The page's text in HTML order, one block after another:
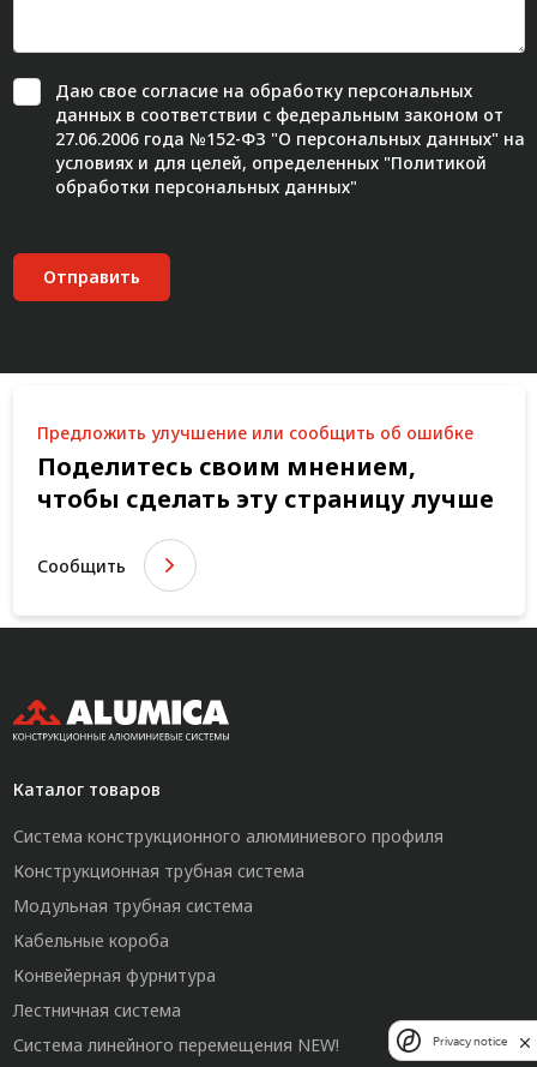
Даю свое согласиена обработку персональных
данных в соответствии с федеральным законом от
27.06.2006 года №152-ФЗ "О персональных данных" на
условиях и для целей, определенных "Политикой
обработки персональных данных"
Отправить
Предложить улучшение или сообщить об ошибке
Поделитесь своим мнением,
чтобы сделать эту страницу лучше
Сообщить
Каталог товаров
Система конструкционного алюминиевого профиля
Конструкционная трубная система
Модульная трубная система
Кабельные короба
Конвейерная фурнитура
Лестничная система
Система линейного перемещения NEW!
Privacy notice